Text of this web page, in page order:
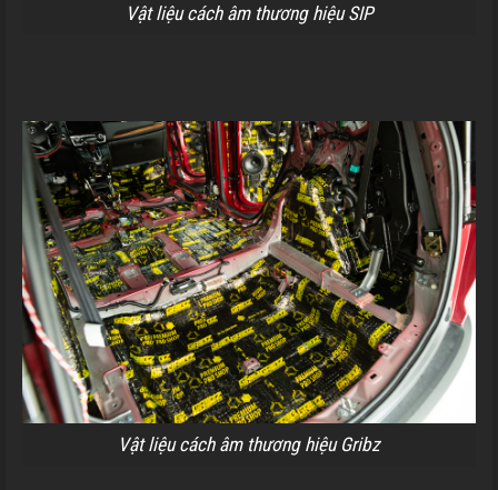
Vật liệu cách âm thương hiệu SIP
Vật liệu cách âm thương hiệu Gribz